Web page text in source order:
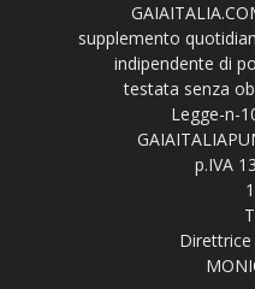
supplemento
indipendente di
testata senza
Legge-n-
p.IVA
Direttrice